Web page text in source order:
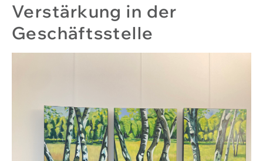
Verstärkung in der
Geschäftsstelle